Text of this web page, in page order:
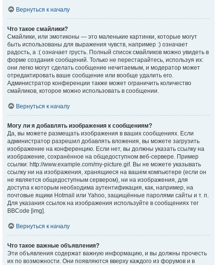
Вернуться к началу
Что такое смайлики?
Смайлики, или эмотиконы — это маленькие картинки, которые могут
быть использованы для выражения чувств, например :) означает
радость, а :( означает грусть. Полный список смайликов можно увидеть в
форме создания сообщений. Только не перестарайтесь, используя их:
они легко могут сделать сообщение нечитаемым, и модератор может
отредактировать ваше сообщение или вообще удалить его.
Администратор конференции также может ограничить количество
смайликов, которое можно использовать в сообщении.
Вернуться к началу
Могу ли я добавлять изображения к сообщениям?
Да, вы можете размещать изображения в ваших сообщениях. Если
администратор разрешил добавлять вложения, вы можете загрузить
изображение на конференцию. Если нет, вы должны указать ссылку на
изображение, сохранённое на общедоступном веб-сервере. Пример
ссылки: http://www.example.com/my-picture.gif. Вы не можете указывать
ссылку ни на изображения, хранящиеся на вашем компьютере (если он
не является общедоступным сервером), ни на изображения, для
доступа к которым необходима аутентификация, как, например, на
почтовые ящики Hotmail или Yahoo, защищённые паролями сайты и т. п.
Для указания ссылок на изображения используйте в сообщениях тег
BBCode [img].
Вернуться к началу
Что такое важные объявления?
Эти объявления содержат важную информацию, и вы должны прочесть
их по возможности. Они появляются вверху каждого из форумов и в